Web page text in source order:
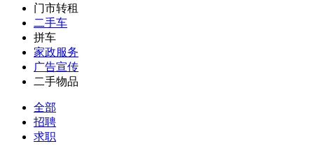
门市转租
二手车
拼车
家政服务
广告宣传
二手物品
全部
招聘
求职